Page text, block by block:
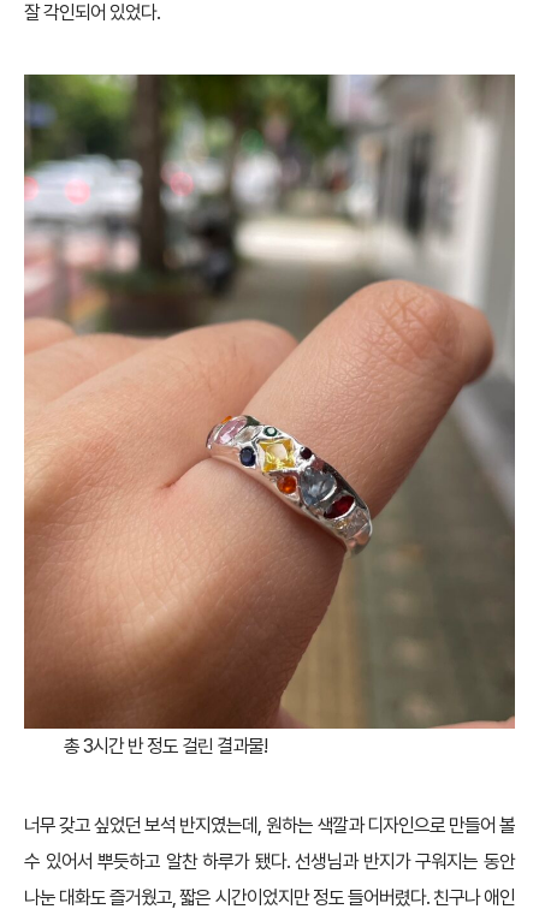
잘 각인되어 있었다.
총 3시간 반 정도 걸린 결과물!
너무 갖고 싶었던 보석 반지였는데, 원하는 색깔과 디자인으로 만들어 볼
수 있어서 뿌듯하고 알찬 하루가 됐다. 선생님과 반지가 구워지는 동안
나눈 대화도 즐거웠고, 짧은 시간이었지만 정도 들어버렸다. 친구나 애인